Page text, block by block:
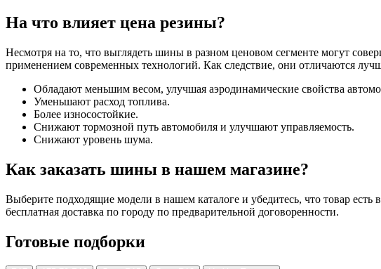
На что влияет цена резины?
Несмотря на то, что выглядеть шины в разном ценовом сегменте могут
применением современных технологий. Как следствие, они отличаются
Обладают меньшим весом, улучшая аэродинамические свойства
Уменьшают расход топлива.
Более износостойкие.
Снижают тормозной путь автомобиля и улучшают управляемость.
Снижают уровень шума.
Как заказать шины в нашем магазине?
Выберите подходящие модели в нашем каталоге и убедитесь, что товар
бесплатная доставка по городу по предварительной договоренности.
Готовые подборки